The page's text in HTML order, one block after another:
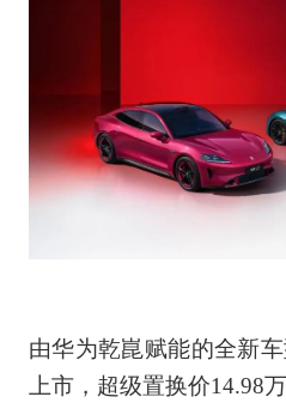
由华为乾崑赋能的全新
上市，超级置换价14.98